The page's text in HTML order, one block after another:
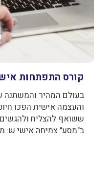
קורס התפתחות
בעולם המהיר והמשתנה
והעצמה אישית הפכו
ששואף להצליח
ב"מסע" צמיחה אישי ש: